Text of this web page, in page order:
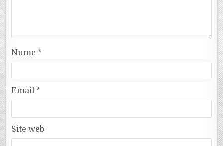
Nume *
Email *
Site web